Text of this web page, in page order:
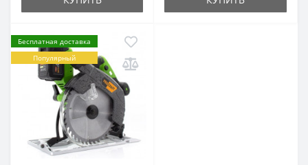
Бесплатная доставка
Популярный